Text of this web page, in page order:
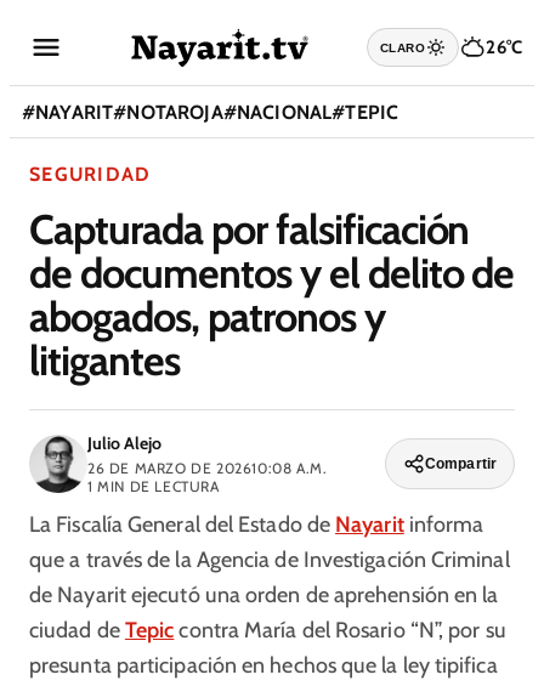
CLARO 26°C
#NAYARIT#NOTAROJA#NACIONAL#TEPIC
SEGURIDAD
Capturada por falsificación
de documentos y el delito de
abogados, patronos y
litigantes
Julio Alejo
26 DE MARZO DE 202610:08 A.M.
1 MIN DE LECTURA
Compartir
La Fiscalía General del Estado de Nayaritinforma
que a través de la Agencia de Investigación Criminal
de Nayarit ejecutó una orden de aprehensión en la
ciudad deTepiccontra María del Rosario “N”, por su
presunta participación en hechos que la ley tipifica